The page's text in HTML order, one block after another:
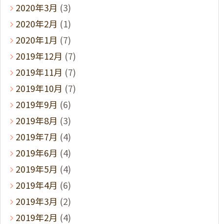
2020年3月 (3)
2020年2月 (1)
2020年1月 (7)
2019年12月 (7)
2019年11月 (7)
2019年10月 (7)
2019年9月 (6)
2019年8月 (3)
2019年7月 (4)
2019年6月 (4)
2019年5月 (4)
2019年4月 (6)
2019年3月 (2)
2019年2月 (4)